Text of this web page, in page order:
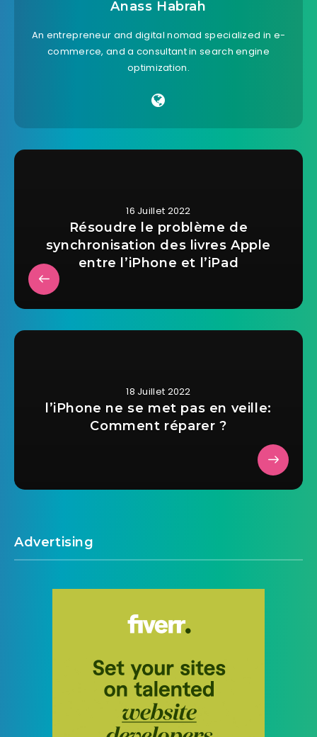
Anass Habrah
An entrepreneur and digital nomad specialized in e-
commerce, and a consultant in search engine
optimization.
16 Juillet 2022
Résoudre le problème de
synchronisation des livres Apple
entre l’iPhone et l’iPad
18 Juillet 2022
l’iPhone ne se met pas en veille:
Comment réparer ?
Advertising